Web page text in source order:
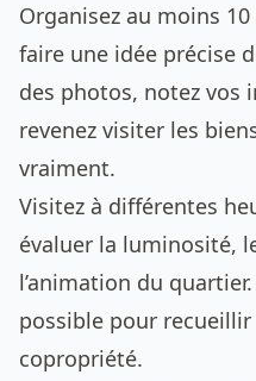
Organisez au moins
faire une idée précise
des photos, notez vos
revenez visiter les
vraiment.
Visitez à différentes
évaluer la luminosité,
l’animation du
possible pour
copropriété.